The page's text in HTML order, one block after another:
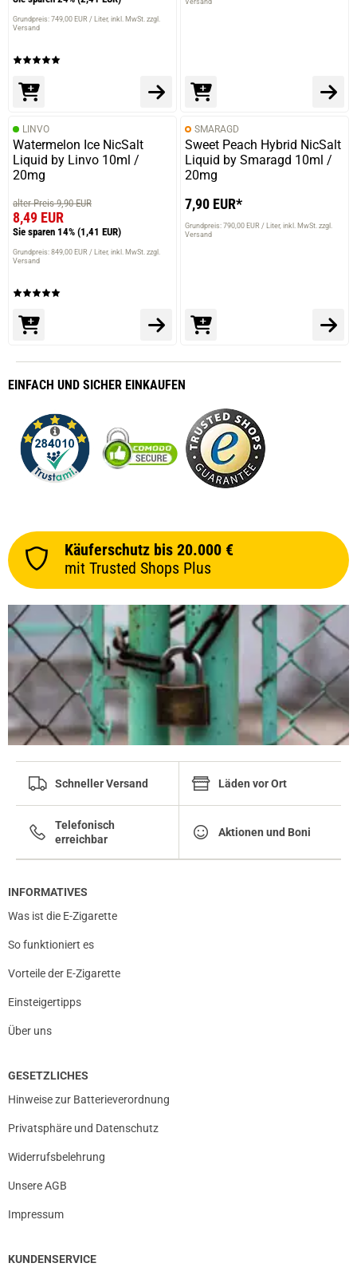
Grundpreis: 749,00 EUR / Liter inkl. MwSt. zzgl.
Versand
LINVO
Watermelon Ice NicSalt
Liquid by Linvo 10ml /
20mg
alter Preis 9,90 EUR
8,49 EUR
Sie sparen 14% (1,41 EUR)
Grundpreis: 849,00 EUR / Liter inkl. MwSt. zzgl.
Versand
SMARAGD
Sweet Peach Hybrid NicSalt
Liquid by Smaragd 10ml /
20mg
7,90 EUR*
Grundpreis: 790,00 EUR / Liter inkl. MwSt. zzgl.
Versand
EINFACH UND SICHER EINKAUFEN
Käuferschutz bis 20.000 €
mit Trusted Shops Plus
Schneller Versand Läden vor Ort
Telefonisch
erreichbar
Aktionen und Boni
INFORMATIVES
Was ist die E-Zigarette
So funktioniert es
Vorteile der E-Zigarette
Einsteigertipps
Über uns
GESETZLICHES
Hinweise zur Batterieverordnung
Privatsphäre und Datenschutz
Widerrufsbelehrung
Unsere AGB
Impressum
KUNDENSERVICE